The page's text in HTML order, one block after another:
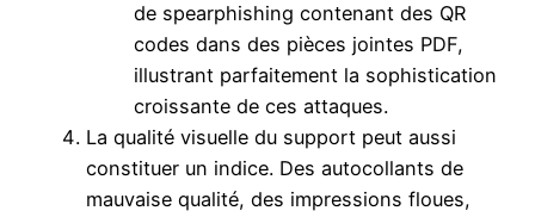
de spearphishing contenant des QR
codes dans des pièces jointes PDF,
illustrant parfaitement la sophistication
croissante de ces attaques.
La qualité visuelle du support peut aussi
constituer un indice. Des autocollants de
mauvaise qualité, des impressions floues,